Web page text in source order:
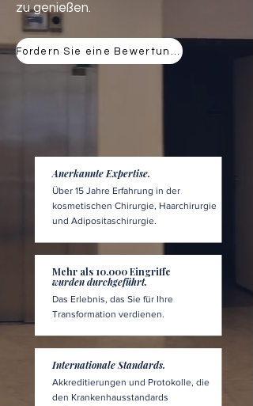
zu genießen.
Anerkannte Expertise.
Über 15 Jahre Erfahrung in der
kosmetischen Chirurgie, Haarchirurgie
und Adipositaschirurgie.
Mehr als 10.000 Eingriffe
wurden durchgeführt.
Das Erlebnis, das Sie für Ihre
Transformation verdienen.
Internationale Standards.
Akkreditierungen und Protokolle, die
den Krankenhausstandards